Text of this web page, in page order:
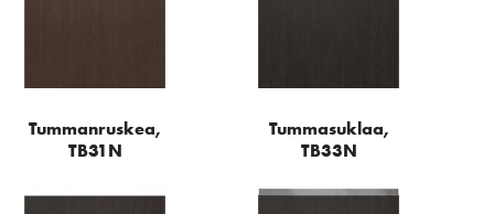
Tummanruskea,
TB31N
Tummasuklaa,
TB33N